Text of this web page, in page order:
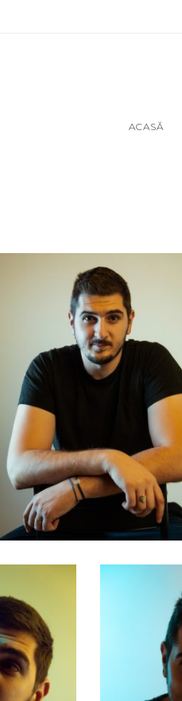
ACASĂ